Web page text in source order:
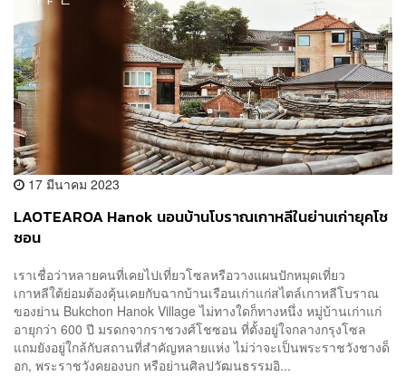
17 มีนาคม 2023
LAOTEAROA Hanok นอนบ้านโบราณเกาหลีในย่านเก่ายุคโช
ซอน
เราเชื่อว่าหลายคนที่เคยไปเที่ยวโซลหรือวางแผนปักหมุดเที่ยว
เกาหลีใต้ย่อมต้องคุ้นเคยกับฉากบ้านเรือนเก่าแก่สไตล์เกาหลีโบราณ
ของย่าน Bukchon Hanok Village ไม่ทางใดก็ทางหนึ่ง หมู่บ้านเก่าแก่
อายุกว่า 600 ปี มรดกจากราชวงศ์โชซอน ที่ตั้งอยู่ใจกลางกรุงโซล
แถมยังอยู่ใกล้กับสถานที่สำคัญหลายแห่ง ไม่ว่าจะเป็นพระราชวังชางด็
อก, พระราชวังคยองบก หรือย่านศิลปวัฒนธรรมอิ...